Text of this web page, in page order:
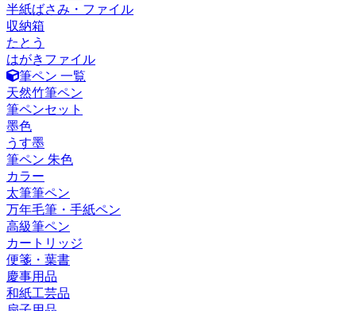
半紙ばさみ・ファイル
収納箱
たとう
はがきファイル
筆ペン 一覧
天然竹筆ペン
筆ペンセット
墨色
うす墨
筆ペン 朱色
カラー
太筆筆ペン
万年毛筆・手紙ペン
高級筆ペン
カートリッジ
便箋・葉書
慶事用品
和紙工芸品